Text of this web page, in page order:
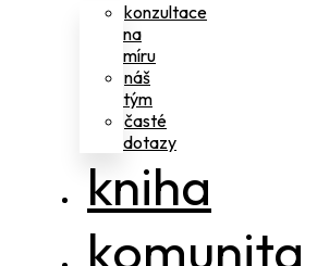
konzultace
na
míru
náš
tým
časté
dotazy
kniha
komunita